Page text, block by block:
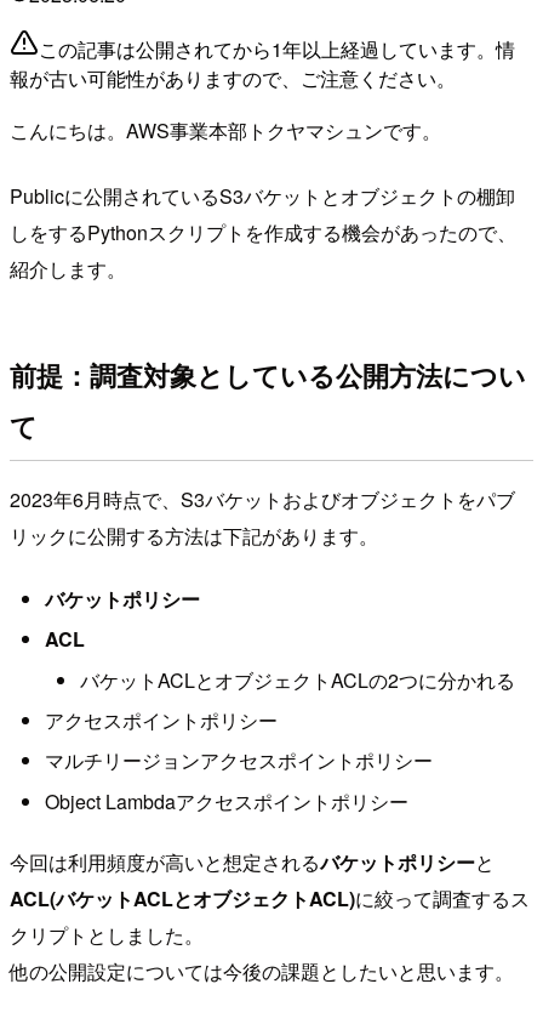
この記事は公開されてから1年以上経過しています。情
報が古い可能性がありますので、ご注意ください。
こんにちは。AWS事業本部トクヤマシュンです。
Publicに公開されているS3バケットとオブジェクトの棚卸
しをするPythonスクリプトを作成する機会があったので、
紹介します。
前提：調査対象としている公開方法につい
て
2023年6月時点で、S3バケットおよびオブジェクトをパブ
リックに公開する方法は下記があります。
バケットポリシー
ACL
バケットACLとオブジェクトACLの2つに分かれる
アクセスポイントポリシー
マルチリージョンアクセスポイントポリシー
Object Lambdaアクセスポイントポリシー
今回は利用頻度が高いと想定されるバケットポリシーと
ACL(バケットACLとオブジェクトACL)に絞って調査するス
クリプトとしました。
他の公開設定については今後の課題としたいと思います。